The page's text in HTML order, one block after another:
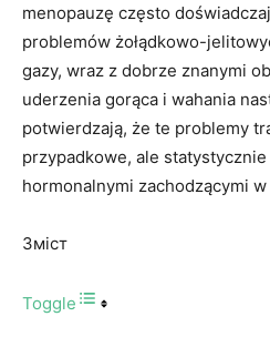
menopauzę często
problemów żołądkowo-
gazy, wraz z dobrze znanymi
uderzenia gorąca i wahania
potwierdzają, że te problemy
przypadkowe, ale
hormonalnymi zachodzącymi
Зміст
Toggle